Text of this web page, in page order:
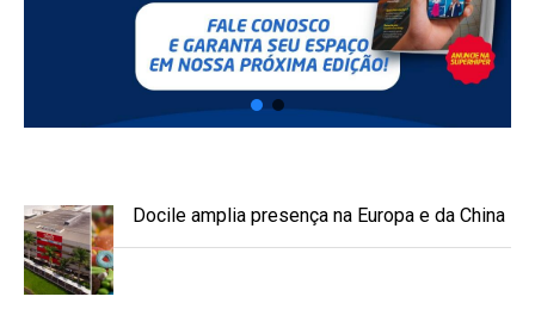
Docile amplia presença na Europa e da China